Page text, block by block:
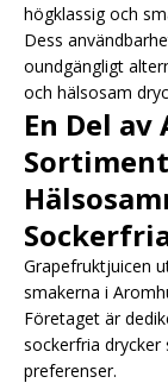
högklassig och
Dess
oundgängligt
och hälsosam
En Del
Grapefruktjuicen
smakerna i
Företaget är
sockerfria
preferenser.